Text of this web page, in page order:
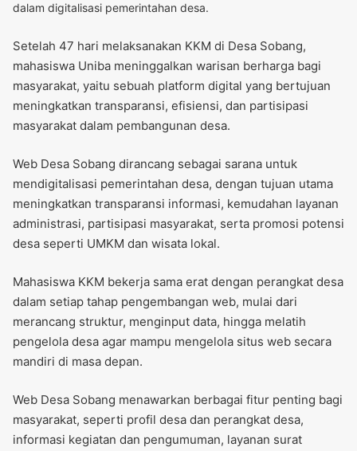
dalam digitalisasi pemerintahan desa.
Setelah 47 hari melaksanakan KKM di Desa Sobang,
mahasiswa Uniba meninggalkan warisan berharga bagi
masyarakat, yaitu sebuah platform digital yang bertujuan
meningkatkan transparansi, efisiensi, dan partisipasi
masyarakat dalam pembangunan desa.
Web Desa Sobang dirancang sebagai sarana untuk
mendigitalisasi pemerintahan desa, dengan tujuan utama
meningkatkan transparansi informasi, kemudahan layanan
administrasi, partisipasi masyarakat, serta promosi potensi
desa seperti UMKM dan wisata lokal.
Mahasiswa KKM bekerja sama erat dengan perangkat desa
dalam setiap tahap pengembangan web, mulai dari
merancang struktur, menginput data, hingga melatih
pengelola desa agar mampu mengelola situs web secara
mandiri di masa depan.
Web Desa Sobang menawarkan berbagai fitur penting bagi
masyarakat, seperti profil desa dan perangkat desa,
informasi kegiatan dan pengumuman, layanan surat